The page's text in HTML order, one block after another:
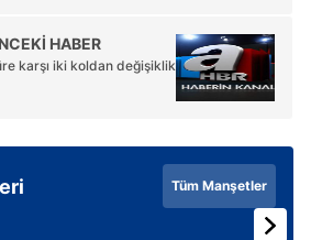
HABER
karşı iki koldan değişiklik
Tüm Manşetler